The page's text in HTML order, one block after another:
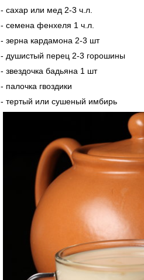
- сахар или мед 2-3 ч.л.
- семена фенхеля 1 ч.л.
- зерна кардамона 2-3 шт
- душистый перец 2-3 горошины
- звездочка бадьяна 1 шт
- палочка гвоздики
- тертый или сушеный имбирь